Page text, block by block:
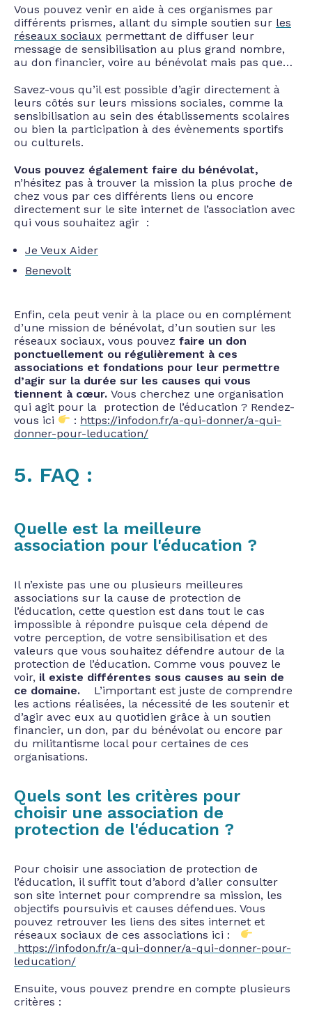
Vous pouvez venir en aide à ces organismes par
différents prismes, allant du simple soutien sur les
réseaux sociaux permettant de diffuser leur
message de sensibilisation au plus grand nombre,
au don financier, voire au bénévolat mais pas que…
Savez-vous qu’il est possible d’agir directement à
leurs côtés sur leurs missions sociales, comme la
sensibilisation au sein des établissements scolaires
ou bien la participation à des évènements sportifs
ou culturels.
Vous pouvez également faire du bénévolat,
n’hésitez pas à trouver la mission la plus proche de
chez vous par ces différents liens ou encore
directement sur le site internet de l’association avec
qui vous souhaitez agir :
Je Veux Aider
Benevolt
Enfin, cela peut venir à la place ou en complément
d’une mission de bénévolat, d’un soutien sur les
réseaux sociaux, vous pouvez faire un don
ponctuellement ou régulièrement à ces
associations et fondations pour leur permettre
d’agir sur la durée sur les causes qui vous
tiennent à cœur. Vous cherchez une organisation
qui agit pour la protection de l’éducation ? Rendez-
vous ici
: https://infodon.fr/a-qui-donner/a-qui-
donner-pour-leducation/
5. FAQ :
Quelle est la meilleure
association pour l'éducation ?
Il n’existe pas une ou plusieurs meilleures
associations sur la cause de protection de
l’éducation, cette question est dans tout le cas
impossible à répondre puisque cela dépend de
votre perception, de votre sensibilisation et des
valeurs que vous souhaitez défendre autour de la
protection de l’éducation. Comme vous pouvez le
voir, il existe différentes sous causes au sein de
ce domaine.
L’important est juste de comprendre
les actions réalisées, la nécessité de les soutenir et
d’agir avec eux au quotidien grâce à un soutien
financier, un don, par du bénévolat ou encore par
du militantisme local pour certaines de ces
organisations.
Quels sont les critères pour
choisir une association de
protection de l'éducation ?
Pour choisir une association de protection de
l’éducation, il suffit tout d’abord d’aller consulter
son site internet pour comprendre sa mission, les
objectifs poursuivis et causes défendues. Vous
pouvez retrouver les liens des sites internet et
réseaux sociaux de ces associations ici :
https://infodon.fr/a-qui-donner/a-qui-donner-pour-
leducation/
Ensuite, vous pouvez prendre en compte plusieurs
critères :